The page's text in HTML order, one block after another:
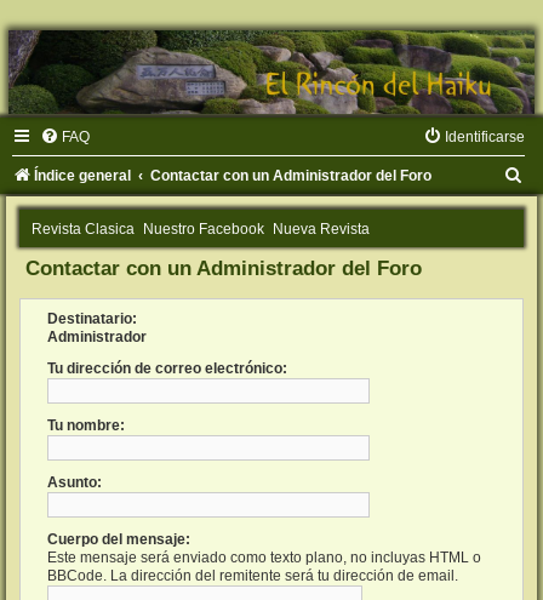
FAQ Identificarse
Índice general Contactar con un Administrador del Foro
u
Revista Clasica Nuestro Facebook Nueva Revista
Contactar con un Administrador del Foro
Destinatario:
Administrador
Tu dirección de correo electrónico:
Tu nombre:
Asunto:
Cuerpo del mensaje:
Este mensaje será enviado como texto plano, no incluyas HTML o
BBCode. La dirección del remitente será tu dirección de email.